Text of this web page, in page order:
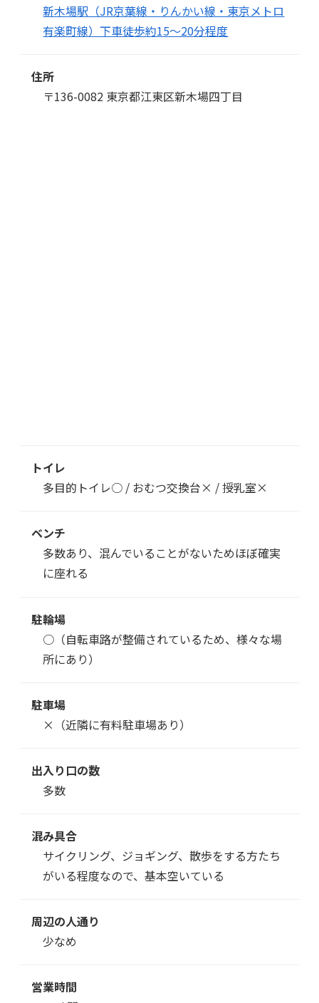
新木場駅（JR京葉線・りんかい線・東京メトロ
有楽町線）下車徒歩約15～20分程度
住所
〒136-0082 東京都江東区新木場四丁目
トイレ
多目的トイレ○ / おむつ交換台× /授乳室×
ベンチ
多数あり、混んでいることがないためほぼ確実
に座れる
駐輪場
○（自転車路が整備されているため、様々な場
所にあり）
駐車場
×（近隣に有料駐車場あり）
出入り口の数
多数
混み具合
サイクリング、ジョギング、散歩をする方たち
がいる程度なので、基本空いている
周辺の人通り
少なめ
営業時間